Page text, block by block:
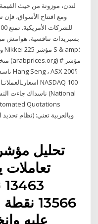
لندن، موزونة من حيث
بسبريدات تنافسية، هوامش
Quotations
تعاملات
13566
عليه